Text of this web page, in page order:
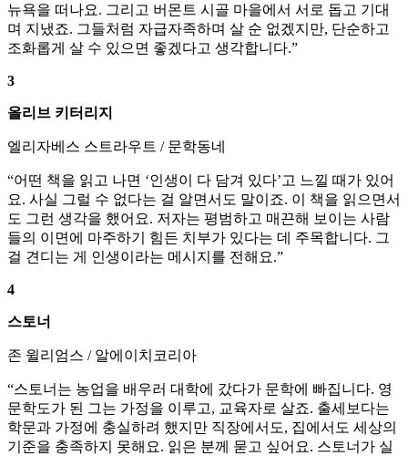
뉴욕을 떠나요. 그리고 버몬트 시골 마을에서 서로 돕고 기대
며 지냈죠. 그들처럼 자급자족하며 살 순 없겠지만, 단순하고
조화롭게 살 수 있으면 좋겠다고 생각합니다.”
3
올리브 키터리지
엘리자베스 스트라우트 / 문학동네
“어떤 책을 읽고 나면 ‘인생이 다 담겨 있다’고 느낄 때가 있어
요. 사실 그럴 수 없다는 걸 알면서도 말이죠. 이 책을 읽으면서
도 그런 생각을 했어요. 저자는 평범하고 매끈해 보이는 사람
들의 이면에 마주하기 힘든 치부가 있다는 데 주목합니다. 그
걸 견디는 게 인생이라는 메시지를 전해요.”
4
스토너
존 윌리엄스 / 알에이치코리아
“스토너는 농업을 배우러 대학에 갔다가 문학에 빠집니다. 영
문학도가 된 그는 가정을 이루고, 교육자로 살죠. 출세보다는
학문과 가정에 충실하려 했지만 직장에서도, 집에서도 세상의
기준을 충족하지 못해요. 읽은 분께 묻고 싶어요. 스토너가 실